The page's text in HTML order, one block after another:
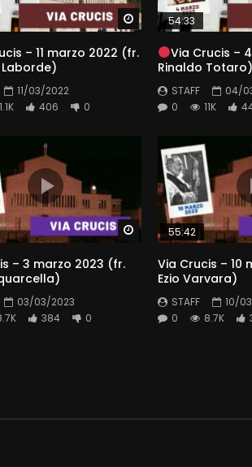
Watch Later
– 11 marzo 2022 (fr.
11/03/2022
406 0
54:33
Via Crucis –
Rinaldo Totaro)
STAFF
04/
0
11K
Watch Later
– 3 marzo 2023 (fr.
03/03/2023
384 0
55:42
Via Crucis – 10
Ezio Varvara)
STAFF
10/
0
8.7K